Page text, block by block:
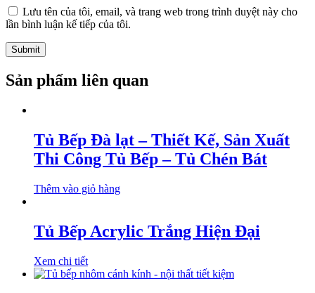
Lưu tên của tôi, email, và trang web trong trình duyệt này cho
lần bình luận kế tiếp của tôi.
Sản phẩm liên quan
Tủ Bếp Đà lạt – Thiết Kế, Sản Xuất
Thi Công Tủ Bếp – Tủ Chén Bát
Thêm vào giỏ hàng
Tủ Bếp Acrylic Trắng Hiện Đại
Xem chi tiết